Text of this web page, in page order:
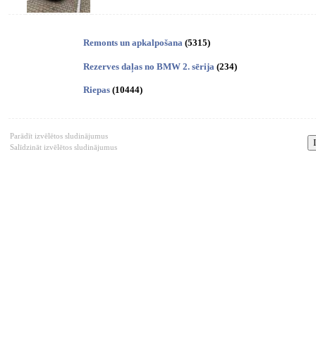
Remonts un apkalpošana (5315)
Rezerves daļas no BMW 2. sērija (234)
Riepas (10444)
Parādīt izvēlētos sludinājumus
Salīdzināt izvēlētos sludinājumus